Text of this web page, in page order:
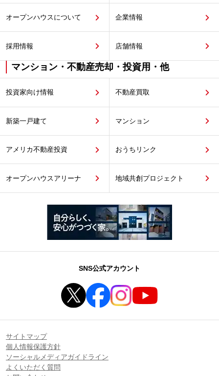
オープンハウスについて 企業情報
採用情報 店舗情報
マンション・不動産売却・投資用・他
投資家向け情報 不動産買取
新築一戸建て マンション
アメリカ不動産投資 おうちリンク
オープンハウスアリーナ 地域共創プロジェクト
SNS公式アカウント
サイトマップ
個人情報保護方針
ソーシャルメディアガイドライン
よくいただく質問